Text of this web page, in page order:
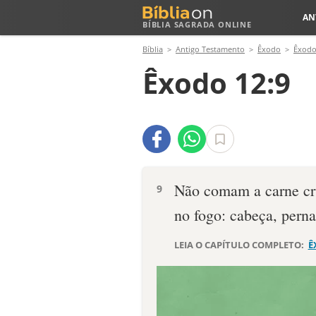
BÍBLIA SAGRADA ONLINE
Bíblia Antigo Testamento Êxodo
Êxodo 12:9
9
Não comam a carne
no fogo: cabeça,
LEIA O CAPÍTULO COMPLETO: